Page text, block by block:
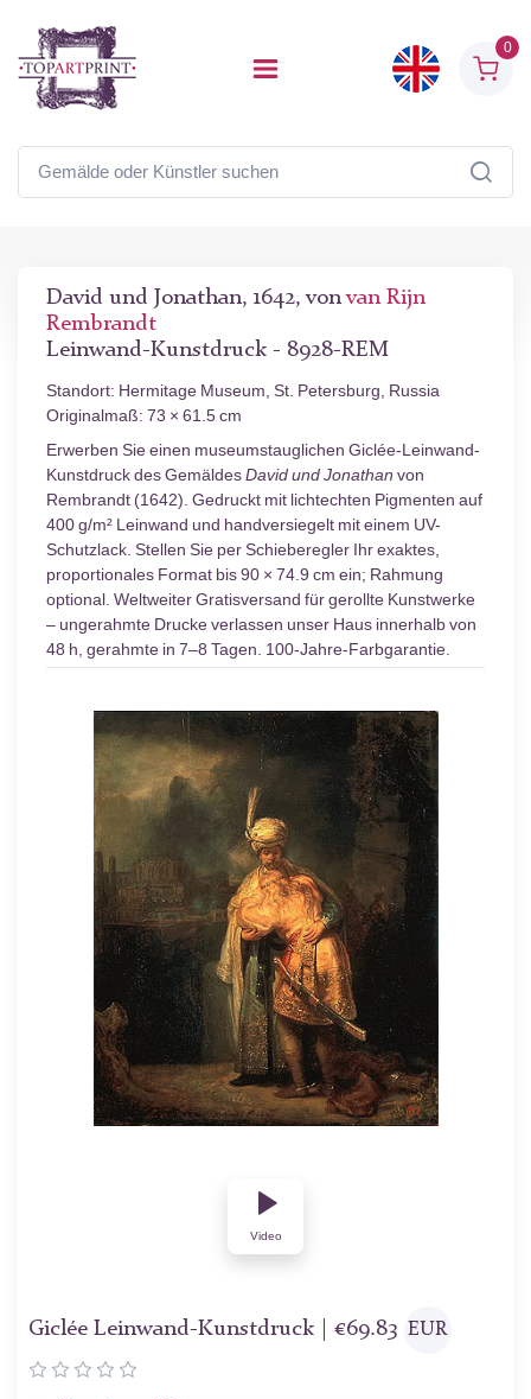
0
David und Jonathan, 1642, vonvan Rijn
Rembrandt
Leinwand-Kunstdruck - 8928-REM
Standort: Hermitage Museum, St. Petersburg, Russia
Originalmaß: 73 × 61.5 cm
Erwerben Sie einen museumstauglichen Giclée-Leinwand-
Kunstdruck des GemäldesDavid und Jonathan von
Rembrandt (1642). Gedruckt mit lichtechten Pigmenten auf
400 g/m² Leinwand und handversiegelt mit einem UV-
Schutzlack. Stellen Sie per Schieberegler Ihr exaktes,
proportionales Format bis 90 × 74.9 cm ein; Rahmung
optional. Weltweiter Gratisversand für gerollte Kunstwerke
– ungerahmte Drucke verlassen unser Haus innerhalb von
48 h, gerahmte in 7–8 Tagen. 100-Jahre-Farbgarantie.
Video
Giclée Leinwand-Kunstdruck | €69.83 EUR